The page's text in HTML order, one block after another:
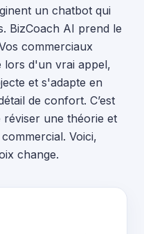
un chatbot qui
BizCoach AI prend le
commerciaux
lors d'un vrai appel,
et s'adapte en
de confort. C’est
une théorie et
Voici,
change.